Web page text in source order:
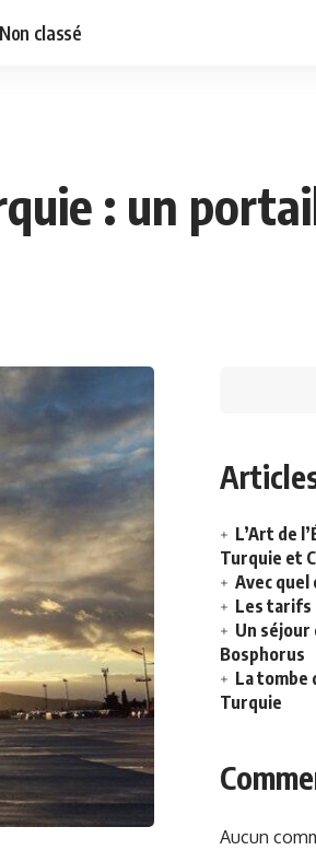
Non classé
: un
L’Art de
Turquie et
Avec
Les tarifs
Un séjour
Bosphorus
La tombe
Turquie
Aucun